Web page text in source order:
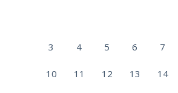
3 4 5 6 7
10 11 12 13 14